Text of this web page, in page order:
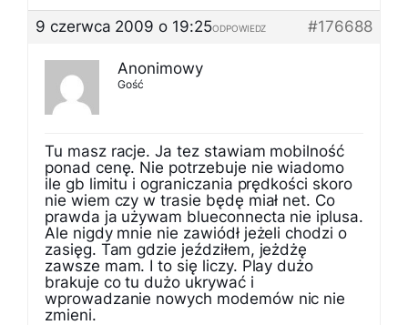
9 czerwca 2009 o 19:25
#176688
ODPOWIEDZ
Anonimowy
Gość
Tu masz racje. Ja tez stawiam mobilność
ponad cenę. Nie potrzebuje nie wiadomo
ile gb limitu i ograniczania prędkości skoro
nie wiem czy w trasie będę miał net. Co
prawda ja używam blueconnecta nie iplusa.
Ale nigdy mnie nie zawiódł jeżeli chodzi o
zasięg. Tam gdzie jeździłem, jeżdżę
zawsze mam. I to się liczy. Play dużo
brakuje co tu dużo ukrywać i
wprowadzanie nowych modemów nic nie
zmieni.